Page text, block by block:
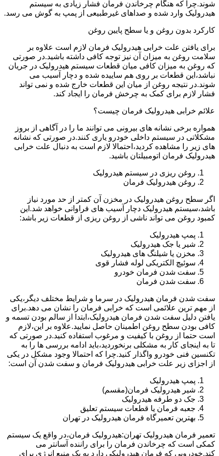
شوند.چرا که هنگام چرخاندن فرمان فشار زیادی به سیستم
هیدرولیک وارد شده و صداهای غیرطبیعی از پمپ به گوش می رسد.
کارکرد بدون روغن و یا سطح پایین روغن
برای یافتن علت خرابی هیدرولیک فرمان لازم است علاوه بر
سلامت روغن به میزان آن نیز توجه کافی داشته باشید.در صورتی
که روغن به میزان کافی میان قطعات سیستم هیدرولیک در جریان
نباشد،این قطعات بر روی هم ساییده شده و دچار آسیب می
شوند.در نتیجه روغن از میان این قطعات خارج شده و نمی تواند
فشار لازم برای کمک به چرخش فرمان را ایجاد کند.
علائم خرابی هیدرولیک فرمان چیست؟
همواره برخی نشانه های بیرونی می توانند ما را در آگاهی از بروز
مشکلاتی در سیستم داخلی خودرو یاری کنند.در صورتی که نشانه
های زیر را مشاهده کردید،احتمالا لازم است به دنبال علت خرابی
هیدرولیک فرمان اتومبیلتان باشید.
روغن ریزی در سیستم هیدرولیک
روغن هیدرولیک فرمان
اگر سطح روغن هیدرولیک در مخزن آن کمتر از حد مورد نیاز
باشد،سیستم هیدرولیک دچار آسیب های فراوانی خواهد شد.این
کمبود روغن می تواند ناشی از روغن ریزی از قطعات زیر باشد:
پمپ هیدرولیک
شیر یا جک هیدرولیک
مخزن یا شیلنگ های هیدرولیک
سوئیچ الکتریکی لوله فشار قوی
سفت شدن فرمان خودرو
سفت شدن فرمان
سفت شدن فرمان هیدرولیک در سرما و شرایط مختلف دیگر،یکی
از مهم ترین علائمی است که خرابی فرمان را نشان می دهد.برای
یافتن دلیل سفت شدن فرمان هیدرولیک،ابتدا از سالم بودن تسمه و
کافی بودن سطح روغن اطمینان حاصل نمایید.علاوه بر این،لازم
است حتما از روغن با کیفیت و مرغوب استفاده کنید.در صورتی که
تا به اینجای کار به مشکلی برنخوردید،باید ادامه بررسی ها را به
تکنسین فنی خودرو واگذار کنید.چرا که احتمالا وجود مشکل در یکی
از اجزای زیر علت خرابی هیدرولیک فرمان و سفت شدن آن است:
پمپ هیدرولیک
شیر هیدرولیک فرمان(مقسم)
جک دو طرفه هیدرولیک
جعبه فرمان یا قطعات سیستم تعلیق
بهترین تعمیرگاه فرمان هیدرولیک در تهران
تعمیر فرمان هیدرولیک تهران:هیدرولیک فرمان،در واقع یک سیستم
کمکی است که چرخاندن فرمان را برای راننده آسانتر می
کند.خودرویی که فرمان هیدرولیکی دارد به یک منبع انرژی برای